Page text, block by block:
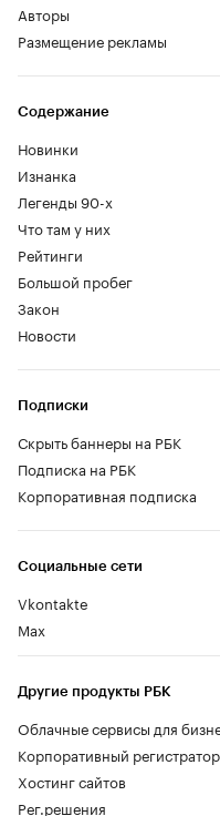
Авторы
Размещение рекламы
Содержание
Новинки
Изнанка
Легенды 90-х
Что там у них
Рейтинги
Большой пробег
Закон
Новости
Социальные сети
Vkontakte
Max
Другие продукты РБК
Облачные сервисы для
Корпоративный
Хостинг сайтов
Рег.решения
Подписки
Скрыть баннеры на РБК
Подписка на РБК
Корпоративная подписка